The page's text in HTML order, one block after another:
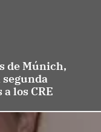
de Múnich,
los CRE